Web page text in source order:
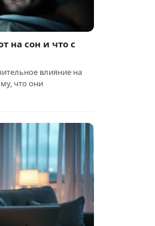
на сон и что с
влияние на
что они